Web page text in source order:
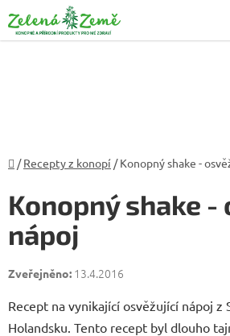
na
obsah
Domů
/ Recepty z konopí / Konopný shake -
Konopný shake -
nápoj
13.4.2016
Recept na vynikající osvěžující nápoj z
Holandsku. Tento recept byl dlouho